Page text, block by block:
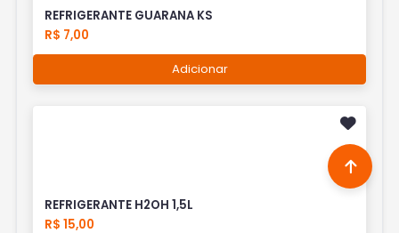
REFRIGERANTE GUARANA KS
R$ 7,00
Adicionar
REFRIGERANTE H2OH 1,5L
R$ 15,00